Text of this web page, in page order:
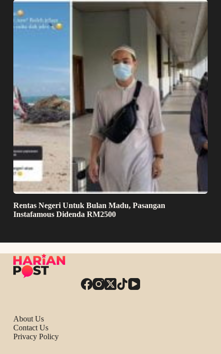
Rentas Negeri Untuk Bulan Madu, Pasangan
Instafamous Didenda RM2500
About Us
Contact Us
Privacy Policy